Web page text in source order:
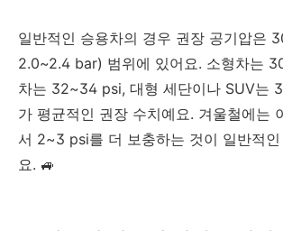
일반적인 승용차의 경우 권장 공기압은
2.0~2.4 bar) 범위에 있어요. 소형차는
차는 32~34 psi, 대형 세단이나 SUV는
가 평균적인 권장 수치예요. 겨울철에는
서 2~3 psi를 더 보충하는 것이 일반적인
요. 🚙